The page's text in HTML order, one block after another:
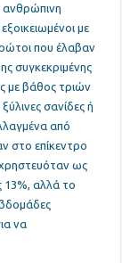
ανθρώπινη
με
που έλαβαν
συγκεκριμένης
με βάθος τριών
σανίδες ή
από
στο επίκεντρο
ως
13%, αλλά το
να